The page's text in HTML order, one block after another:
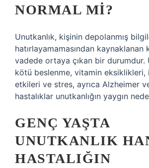
NORMAL MI?
Unutkanlık, kişinin depolanmış
hatırlayamamasından kaynaklanan
vadede ortaya çıkan bir durumdur.
kötü beslenme, vitamin eksiklikleri,
etkileri ve stres, ayrıca Alzheimer
hastalıklar unutkanlığın yaygın
GENÇ YAŞTA
UNUTKANLIK
HASTALIĞIN